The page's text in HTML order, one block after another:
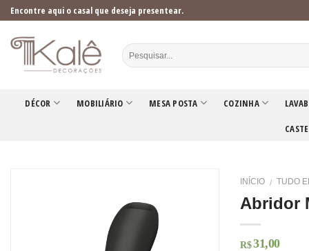
Skip
to
content
Encontre aqui o casal que deseja presentear.
DÉCOR MOBILIÁRIO MESA POSTA COZINHA
INÍCIO / TUDO
Abridor
R$ 31,00